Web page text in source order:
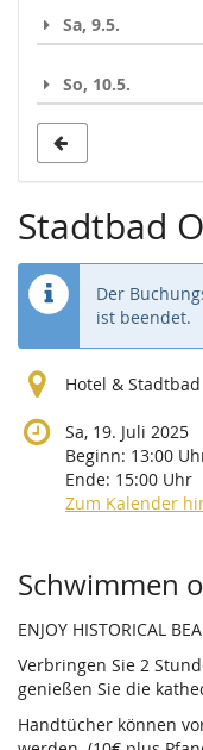
Sa, 9.5.
So, 10.5.
Stadtbad
Der
ist beendet.
Hotel &
Sa, 19. Juli 2025
Beginn: 13:00
Ende: 15:00 Uhr
Zum Kalender
Produkte
Schwimmen
ENJOY HISTORICAL
Verbringen Sie 2
genießen Sie die
Handtücher können